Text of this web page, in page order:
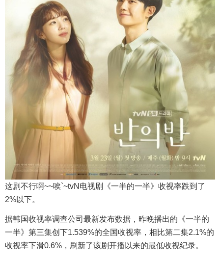
这剧不行啊~~唉`~tvN电视剧《一半的一半》收视率跌到了
2%以下。
据韩国收视率调查公司最新发布数据，昨晚播出的《一半的
一半》第三集创下1.539%的全国收视率，相比第二集2.1%的
收视率下滑0.6%，刷新了该剧开播以来的最低收视纪录。